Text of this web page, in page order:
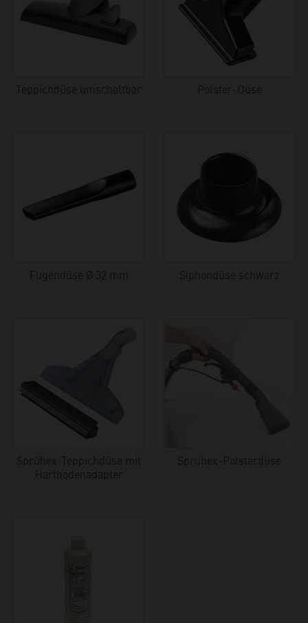
Teppichdüse umschaltbar Polster-Düse
Fugendüse Ø 32 mm Siphondüse schwarz
Sprühex-Teppichdüse mit
Hartbodenadapter
Sprühex-Polsterdüse